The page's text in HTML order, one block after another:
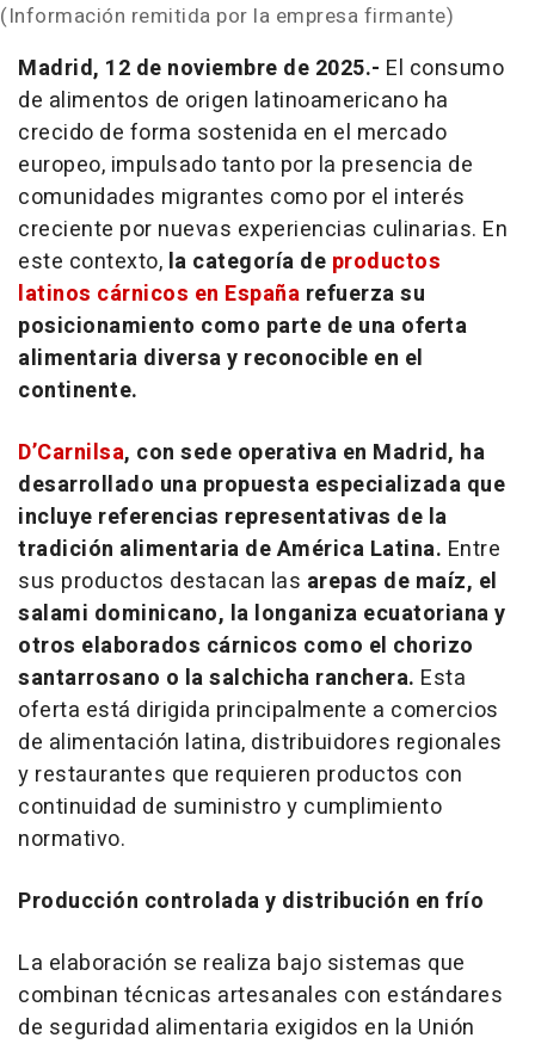
(Información remitida por la empresa firmante)
Madrid, 12 de noviembre de 2025.- El consumo
de alimentos de origen latinoamericano ha
crecido de forma sostenida en el mercado
europeo, impulsado tanto por la presencia de
comunidades migrantes como por el interés
creciente por nuevas experiencias culinarias. En
este contexto, la categoría de productos
latinos cárnicos en España refuerza su
posicionamiento como parte de una oferta
alimentaria diversa y reconocible en el
continente.
D’Carnilsa, con sede operativa en Madrid, ha
desarrollado una propuesta especializada que
incluye referencias representativas de la
tradición alimentaria de América Latina. Entre
sus productos destacan las arepas de maíz, el
salami dominicano, la longaniza ecuatoriana y
otros elaborados cárnicos como el chorizo
santarrosano o la salchicha ranchera. Esta
oferta está dirigida principalmente a comercios
de alimentación latina, distribuidores regionales
y restaurantes que requieren productos con
continuidad de suministro y cumplimiento
normativo.
Producción controlada y distribución en frío
La elaboración se realiza bajo sistemas que
combinan técnicas artesanales con estándares
de seguridad alimentaria exigidos en la Unión